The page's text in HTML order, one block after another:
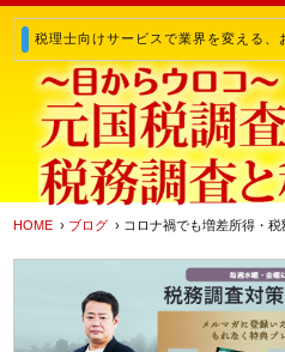
税理士向けサービスで業界を変える、
HOME › ブログ › コロナ禍でも増差所得・